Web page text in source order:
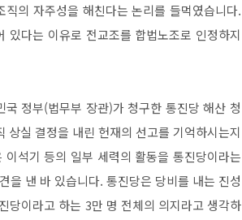
의 자주성을 해친다는 논리를 들먹였습니다.
다는 이유로 전교조를 합법노조로 인정하지
정부(법무부 장관)가 청구한 통진당 해산 청
실 결정을 내린 헌재의 선고를 기억하시는지
석기 등의 일부 세력의 활동을 통진당이라는
을 낸 바 있습니다. 통진당은 당비를 내는 진성
당이라고 하는 3만 명 전체의 의지라고 생각하